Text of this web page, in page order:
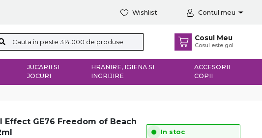
Wishlist Contul meu
Cosul Meu
Cosul este gol
JUCARII SI
JOCURI
HRANIRE, IGIENA SI
INGRIJIRE
ACCESORII
COPII
Effect GE76 Freedom of Beach
In stoc